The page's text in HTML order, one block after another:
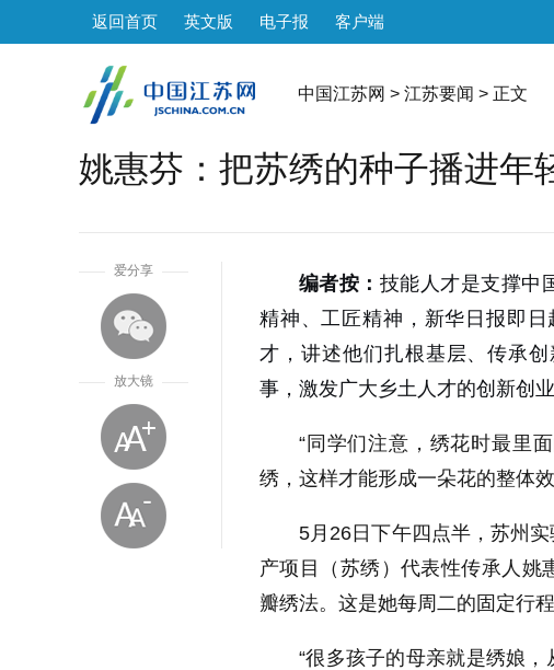
返回首页 英文版 电子报 客户端
中国江苏网 > 江苏要闻 > 正文
姚惠芬：把苏绣的种子播进年
爱分享
放大镜
编者按： 技能人才是支撑中
精神、工匠精神，新华日报即日
才，讲述他们扎根基层、传承
事，激发广大乡土人才的创新创业
“ 同学们注意，绣花时最里
绣，这样才能形成一朵花的整体
5月 26 日下午四点半，苏州
产项目（苏绣）代表性传承人姚
瓣绣法。这是她每周二的固定行程
“很多孩子的母亲就是绣娘